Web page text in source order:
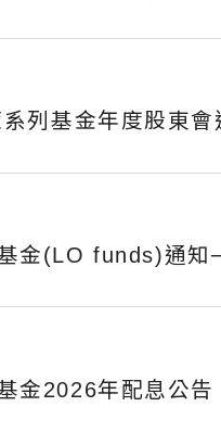
列基金年度股東會
金(LO funds)通知
金2026年配息公告